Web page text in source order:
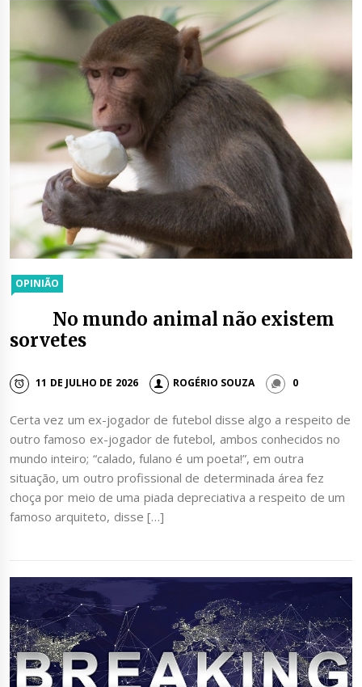
OPINIÃO
No mundo animal não existem
sorvetes
11 DE JULHO DE 2026 ROGÉRIO SOUZA 0
Certa vez um ex-jogador de futebol disse algo a respeito de
outro famoso ex-jogador de futebol, ambos conhecidos no
mundo inteiro; “calado, fulano é um poeta!”, em outra
situação, um outro profissional de determinada área fez
choça por meio de uma piada depreciativa a respeito de um
famoso arquiteto, disse […]